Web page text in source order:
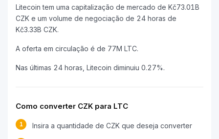
Litecoin tem uma capitalização de mercado de Kč73.01B
CZK e um volume de negociação de 24 horas de
Kč3.33B CZK.
A oferta em circulação é de 77M LTC.
Nas últimas 24 horas, Litecoin diminuiu 0.27%.
Como converter CZK para LTC
1 Insira a quantidade de CZK que deseja converter